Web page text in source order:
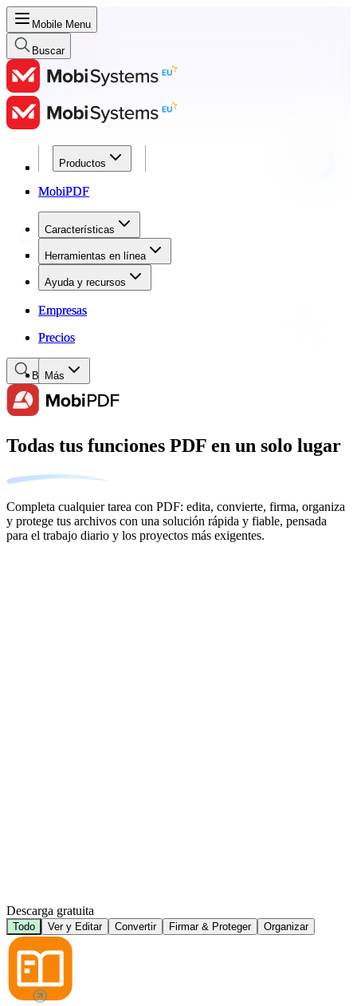
Mobile Menu
Buscar
Productos
MobiPDF
Características
Herramientas en línea
Ayuda y recursos
Empresas
Precios
Más
Productos
MobiPDF
Características
Herramientas en línea
Ayuda y recursos
Empresas
Precios
Buscar
Todas tus funciones PDF en un solo lugar
Completa cualquier tarea con PDF: edita, convierte, firma, organiza
y protege tus archivos con una solución rápida y fiable, pensada
para el trabajo diario y los proyectos más exigentes.
Descarga gratuita
Todo Ver y Editar Convertir Firmar & Proteger Organizar